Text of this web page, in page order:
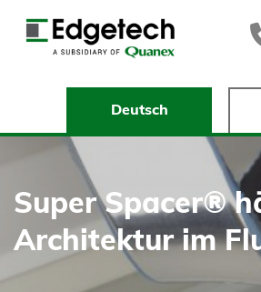
Deutsch
Super Spacer®
Architektur im